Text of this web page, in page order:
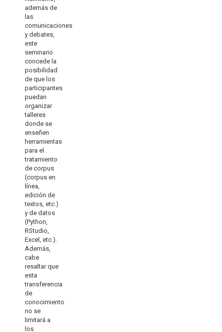
además de
las
comunicaciones
y debates,
este
seminario
concede la
posibilidad
de que los
participantes
puedan
organizar
talleres
donde se
enseñen
herramientas
para el
tratamiento
de corpus
(corpus en
línea,
edición de
textos, etc.)
y de datos
(Python,
RStudio,
Excel, etc.).
Además,
cabe
resaltar que
esta
transferencia
de
conocimiento
no se
limitará a
los